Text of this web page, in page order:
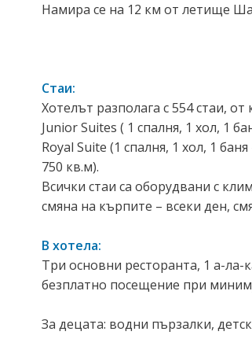
Намира се на 12 км от летище
Стаи:
Хотелът разполага с 554 стаи,
Junior Suites ( 1 спалня, 1 хол, 1
Royal Suite (1 спалня, 1 хол, 1
750 кв.м).
Всички стаи са оборудвани с
смяна на кърпите – всеки ден,
В хотела:
Три основни ресторанта, 1 а-ла-
безплатно посещение при
За децата: водни пързалки,